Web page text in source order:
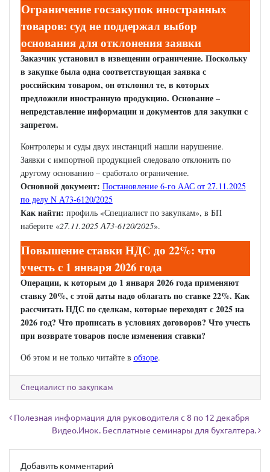
Ограничение госзакупок иностранных
товаров: суд не поддержал выбор
основания для отклонения заявки
Заказчик установил в извещении ограничение. Поскольку
в закупке была одна соответствующая заявка с
российским товаром, он отклонил те, в которых
предложили иностранную продукцию. Основание –
непредставление информации и документов для закупки с
запретом.
Контролеры и суды двух инстанций нашли нарушение.
Заявки с импортной продукцией следовало отклонить по
другому основанию – сработало ограничение.
Основной документ: Постановление 6-го ААС от 27.11.2025
по делу N А73-6120/2025
Как найти: профиль «Специалист по закупкам», в БП
наберите «27.11.2025 А73-6120/2025».
Повышение ставки НДС до 22%: что
учесть с 1 января 2026 года
Операции, к которым до 1 января 2026 года применяют
ставку 20%, с этой даты надо облагать по ставке 22%. Как
рассчитать НДС по сделкам, которые переходят с 2025 на
2026 год? Что прописать в условиях договоров? Что учесть
при возврате товаров после изменения ставки?
Об этом и не только читайте в обзоре.
Специалист по закупкам
Навигация по записям
Полезная информация для руководителя с 8 по 12 декабря
Видео.Инок. Бесплатные семинары для бухгалтера.
Добавить комментарий